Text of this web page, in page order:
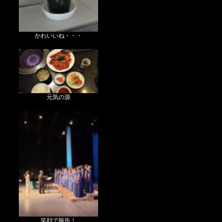
かわいいね・・・
元気の源
笑顔で報告！